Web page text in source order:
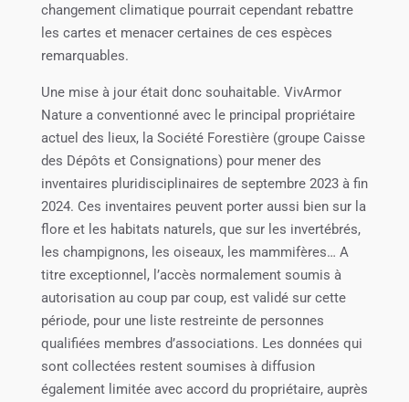
changement climatique pourrait cependant rebattre
les cartes et menacer certaines de ces espèces
remarquables.
Une mise à jour était donc souhaitable. VivArmor
Nature a conventionné avec le principal propriétaire
actuel des lieux, la Société Forestière (groupe Caisse
des Dépôts et Consignations) pour mener des
inventaires pluridisciplinaires de septembre 2023 à fin
2024. Ces inventaires peuvent porter aussi bien sur la
flore et les habitats naturels, que sur les invertébrés,
les champignons, les oiseaux, les mammifères… A
titre exceptionnel, l’accès normalement soumis à
autorisation au coup par coup, est validé sur cette
période, pour une liste restreinte de personnes
qualifiées membres d’associations. Les données qui
sont collectées restent soumises à diffusion
également limitée avec accord du propriétaire, auprès